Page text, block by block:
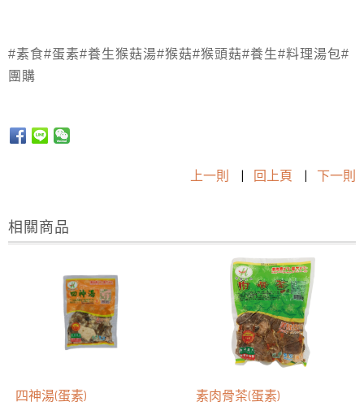
#素食#蛋素#養生猴菇湯#猴菇#猴頭菇#養生#料理湯包#
團購
上一則 | 回上頁 | 下一則
相關商品
四神湯(蛋素) 素肉骨茶(蛋素)